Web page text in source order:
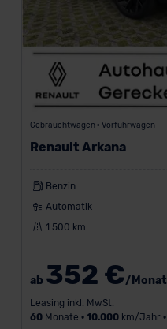
Gebrauchtwagen • Vorführwagen
Renault Arkana
Benzin
Automatik
1.500 km
ab 352 €/Monat
Leasing inkl. MwSt.
60Monate • 10.000km/Jahr •